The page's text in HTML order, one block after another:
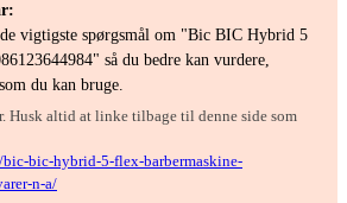
vigtigste spørgsmål om "Bic BIC Hybrid 5
så du bedre kan vurdere,
du kan bruge.
Husk altid at linke tilbage til denne side som
bic-hybrid-5-flex-barbermaskine-
n-a/